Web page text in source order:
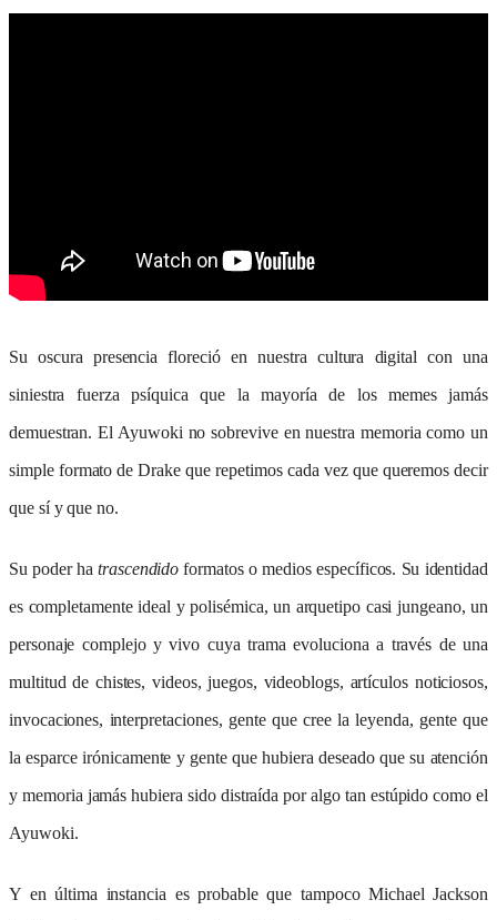
Su oscura presenciafloreció en nuestra cultura digital con una
siniestra fuerza psíquica que la mayoría de los memes jamás
demuestran. El Ayuwoki no sobrevive en nuestra memoria como un
simple formato de Drake que repetimos cada vez que queremos decir
que sí y que no.
Su poder ha trascendidoformatos o medios específicos. Su identidad
es completamente ideal y polisémica, un arquetipo casi jungeano, un
personaje complejo y vivo cuya trama evoluciona a través de una
multitud de chistes, videos, juegos, videoblogs, artículos noticiosos,
invocaciones, interpretaciones, gente que cree la leyenda, gente que
la esparce irónicamente y gente que hubiera deseado que su atención
y memoria jamás hubiera sido distraída por algo tan estúpido como el
Ayuwoki.
Y en última instancia es probable que tampoco Michael Jackson